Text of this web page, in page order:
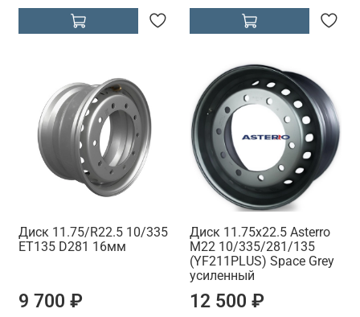
Диск 11.75/R22.5 10/335
ET135 D281 16мм
9 700 ₽
Диск 11.75x22.5 Asterro
M22 10/335/281/135
(YF211PLUS) Space Grey
усиленный
12 500 ₽